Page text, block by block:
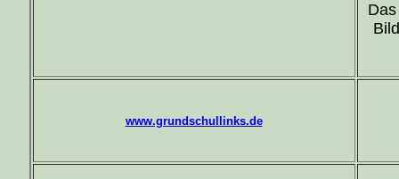
www.grundschullinks.de